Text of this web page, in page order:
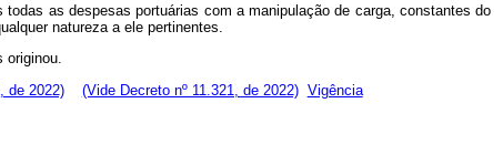
as despesas portuárias com a manipulação de carga, constantes do
natureza a ele pertinentes.
originou.
de 2022) (Vide Decreto nº 11.321, de 2022) Vigência